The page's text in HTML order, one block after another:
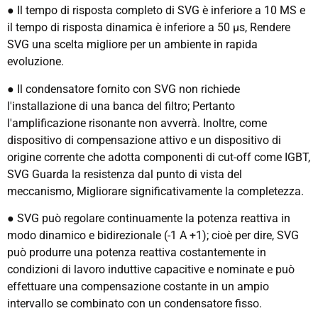
● Il tempo di risposta completo di SVG è inferiore a 10 MS e
il tempo di risposta dinamica è inferiore a 50 μs, Rendere
SVG una scelta migliore per un ambiente in rapida
evoluzione.
● Il condensatore fornito con SVG non richiede
l'installazione di una banca del filtro; Pertanto
l'amplificazione risonante non avverrà. Inoltre, come
dispositivo di compensazione attivo e un dispositivo di
origine corrente che adotta componenti di cut-off come IGBT,
SVG Guarda la resistenza dal punto di vista del
meccanismo, Migliorare significativamente la completezza.
● SVG può regolare continuamente la potenza reattiva in
modo dinamico e bidirezionale (-1 A +1); cioè per dire, SVG
può produrre una potenza reattiva costantemente in
condizioni di lavoro induttive capacitive e nominate e può
effettuare una compensazione costante in un ampio
intervallo se combinato con un condensatore fisso.